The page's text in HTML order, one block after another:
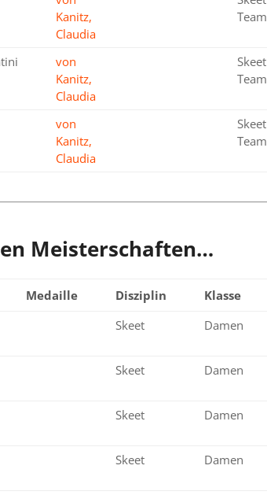
Kanitz,
Claudia
Team
von
Kanitz,
Claudia
Skeet
Team
von
Kanitz,
Claudia
Skeet
Team
Meisterschaften…
Medaille Disziplin
Klasse
Skeet Damen
Skeet Damen
Skeet Damen
Skeet Damen